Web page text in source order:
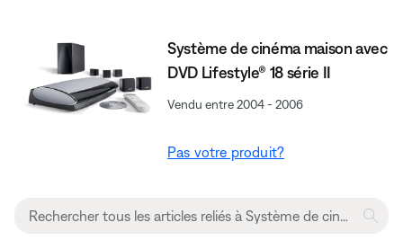
Système de cinéma maison avec
DVD Lifestyle® 18 série II
Vendu entre 2004 - 2006
Pas votre produit?